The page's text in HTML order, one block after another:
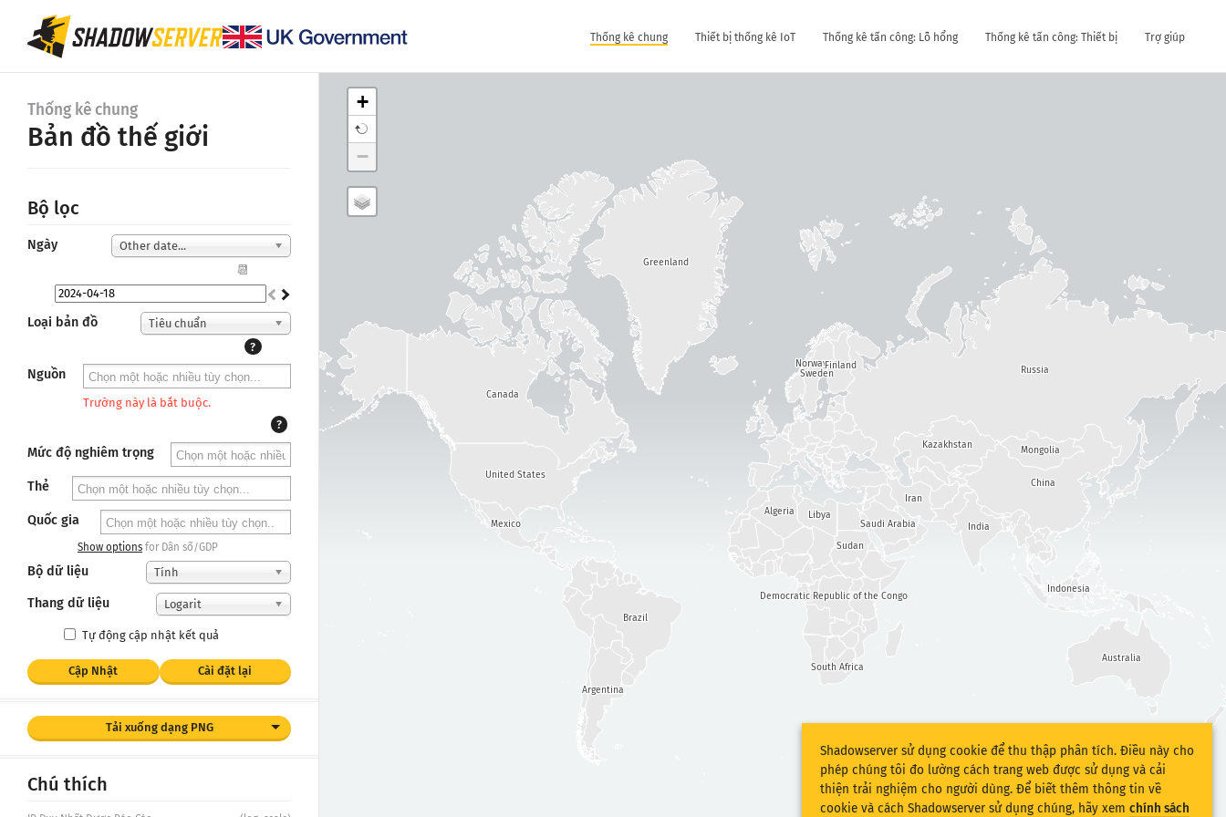
Thống kê chung Thiết bị thống kê IoT Thống kê tấn công: Lỗ hổng Thống kê tấn công: Thiết bị Trợ giúp
Thống kê chung
Bản đồ thế giới
Bộ lọc
Ngày Other date...
📆
Loại bản đồ
Tiêu chuẩn
?
Nguồn
Trường này là bắt buộc.
?
Mức độ nghiêm trọng
Thẻ
Quốc gia
Show options for Dân số/GDP
Bộ dữ liệu Tính
Thang dữ liệu Logarit
Tự động cập nhật kết quả
Cập Nhật Cài đặt lại
Tải xuống dạng PNG
Chú thích
Indonesia
Argentina
India
China
Democratic Republic of the Congo
South Africa
Kazakhstan
Brazil
Mongolia
Russia
Norway
Sweden
Finland
Libya
Sudan
Iran
Saudi Arabia
Algeria
United States
Canada
Mexico
Australia
Greenland
+
−
Shadowserver sử dụng cookie để thu thập phân tích. Điều này cho
phép chúng tôi đo lường cách trang web được sử dụng và cải
thiện trải nghiệm cho người dùng. Để biết thêm thông tin về
cookie và cách Shadowserver sử dụng chúng, hãy xem chính sách